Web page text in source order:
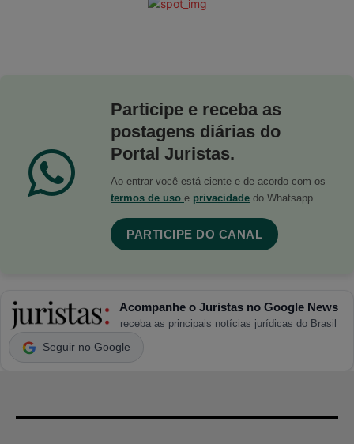
Participe e receba as
postagens diárias do
Portal Juristas.
Ao entrar você está ciente e de acordo com os
termos de uso e privacidade do Whatsapp.
PARTICIPE DO CANAL
Acompanhe o Juristas no Google News
receba as principais notícias jurídicas do Brasil
Seguir no Google